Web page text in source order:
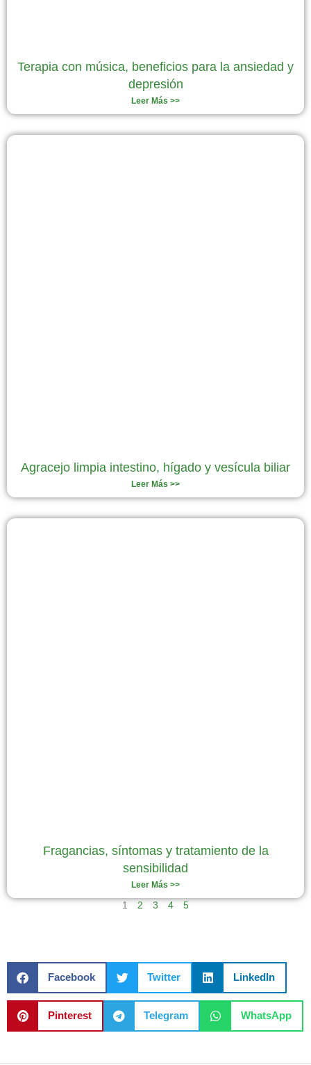
Terapia con música, beneficios para la ansiedad y
depresión
Leer Más >>
Agracejo limpia intestino, hígado y vesícula biliar
Leer Más >>
Fragancias, síntomas y tratamiento de la
sensibilidad
Leer Más >>
1 2 3 4 5
Facebook Twitter LinkedIn
Pinterest Telegram WhatsApp